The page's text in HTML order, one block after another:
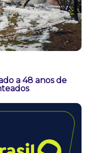
a 48 anos de